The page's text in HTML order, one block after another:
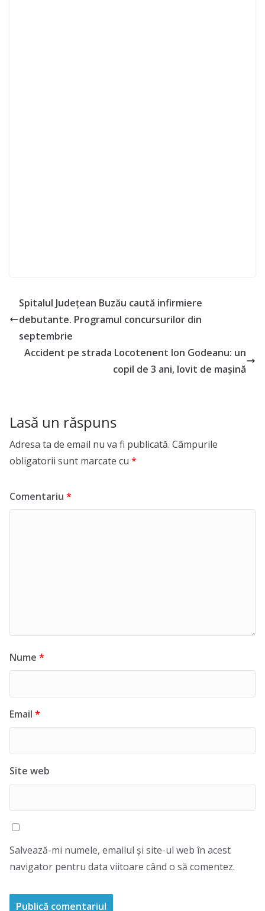
Spitalul Județean Buzău caută infirmiere
debutante. Programul concursurilor din
septembrie
Accident pe strada Locotenent Ion Godeanu: un
copil de 3 ani, lovit de mașină
Lasă un răspuns
Adresa ta de email nu va fi publicată. Câmpurile
obligatorii sunt marcate cu *
Comentariu *
Nume *
Email *
Site web
Salvează-mi numele, emailul și site-ul web în acest
navigator pentru data viitoare când o să comentez.